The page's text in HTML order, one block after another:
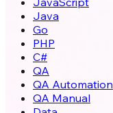
Java
Go
PHP
C#
QA
QA Automation
QA Manual